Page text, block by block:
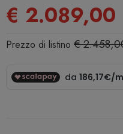
€ 2.089,00
Prezzo di listino €